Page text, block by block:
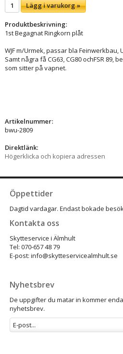
Lägg i varukorg »
Produktbeskrivning:
1st Begagnat Ringkorn plåt
WJF m/Urmek, passar bla Feinwerkbau,
Samt några få CG63, CG80 ochFSR 89,
som sitter på vapnet.
Artikelnummer:
bwu-2809
Direktlänk:
Högerklicka och kopiera adressen
Öppettider
Dagtid vardagar. Endast bokade
Kontakta oss
Skytteservice i Älmhult
Tel: 070-657 48 79
E-post: info@skytteservicealmhult.se
Nyhetsbrev
De uppgifter du matar in kommer
nyhetsbrev.